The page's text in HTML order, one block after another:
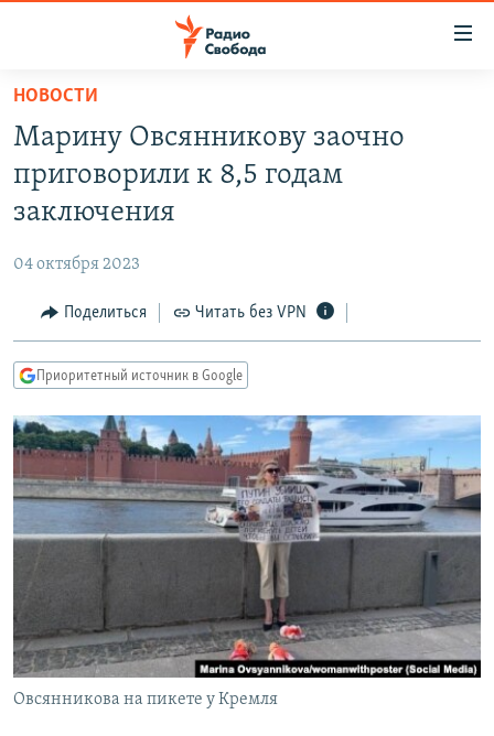
упрощенного
доступа
основному
Вернутся
Вернутся
поиску
ПОДКАСТЫ
АВТОРСКИЕ ПРОЕКТЫ
МНЕНИЯ
КУЛЬТУРА
КАВКАЗ.РЕАЛИИ
СЕВЕР.РЕАЛИИ
СИБИРЬ.РЕАЛИИ
РАСПИСАНИЕ ВЕЩАНИЯ
ПОДПИШИТЕСЬ НА РАССЫЛКУ
НОВОСТИ
Марину Овсянникову заочно
приговорили к 8,5 годам
заключения
04 октября 2023
Поделиться Читать без VPN
Приоритетный источник в Google
Овсянникова на пикете у Кремля